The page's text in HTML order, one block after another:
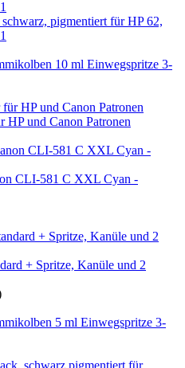
pigmentiert für HP 62,
Einwegspritze 3-
und Canon Patronen
CLI-581 C XXL Cyan -
+ Spritze, Kanüle und 2
Einwegspritze 3-